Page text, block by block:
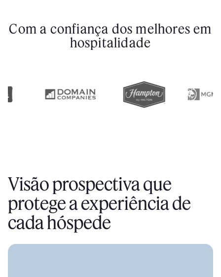
Com a confiança dos melhores em
hospitalidade
Visão prospectiva que
protege a experiência de
cada hóspede